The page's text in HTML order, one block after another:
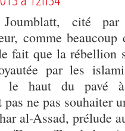
cité par
comme beaucoup
fait que la rébellion
par les
le haut du pavé
ne pas souhaiter
al-Assad, prélude